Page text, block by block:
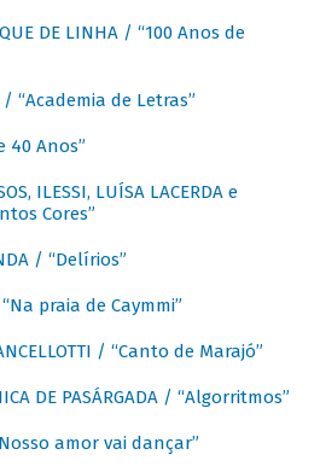
DE LINHA / “100 Anos de
/ “Academia de Letras”
40 Anos”
ILESSI, LUÍSA LACERDA e
Cores”
/ “Delírios”
praia de Caymmi”
/ “Canto de Marajó”
DE PASÁRGADA / “Algorritmos”
amor vai dançar”